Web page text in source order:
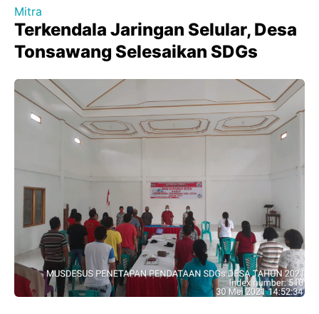
Mitra
Terkendala Jaringan Selular, Desa
Tonsawang Selesaikan SDGs